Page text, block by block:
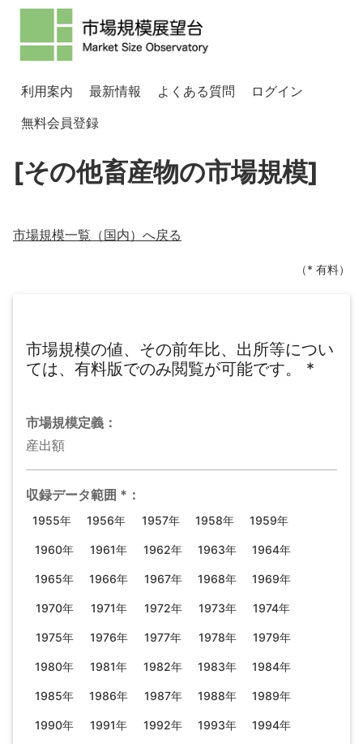
利用案内 最新情報 よくある質問
ログイン
無料会員登録
[その他畜産物の市場規模]
市場規模一覧（国内）へ戻る
（* 有料）
市場規模の値、その前年比、出所等につい
ては、有料版でのみ閲覧が可能です。
*
市場規模定義：
産出額
収録データ範囲 * ：
1955年 1956年 1957年 1958年 1959年
1960年 1961年 1962年 1963年 1964年
1965年 1966年 1967年 1968年 1969年
1970年 1971年 1972年 1973年 1974年
1975年 1976年 1977年 1978年 1979年
1980年 1981年 1982年 1983年 1984年
1985年 1986年 1987年 1988年 1989年
1990年 1991年 1992年 1993年 1994年